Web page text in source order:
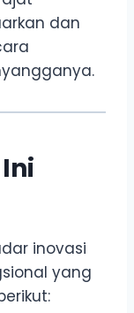
dan
inovasi
yang